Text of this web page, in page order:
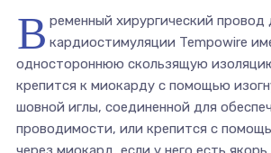
В ременный хирургический провод
кардиостимуляции Tempowire
одностороннюю скользящую
крепится к миокарду с помощью
шовной иглы, соединенной для
проводимости, или крепится с